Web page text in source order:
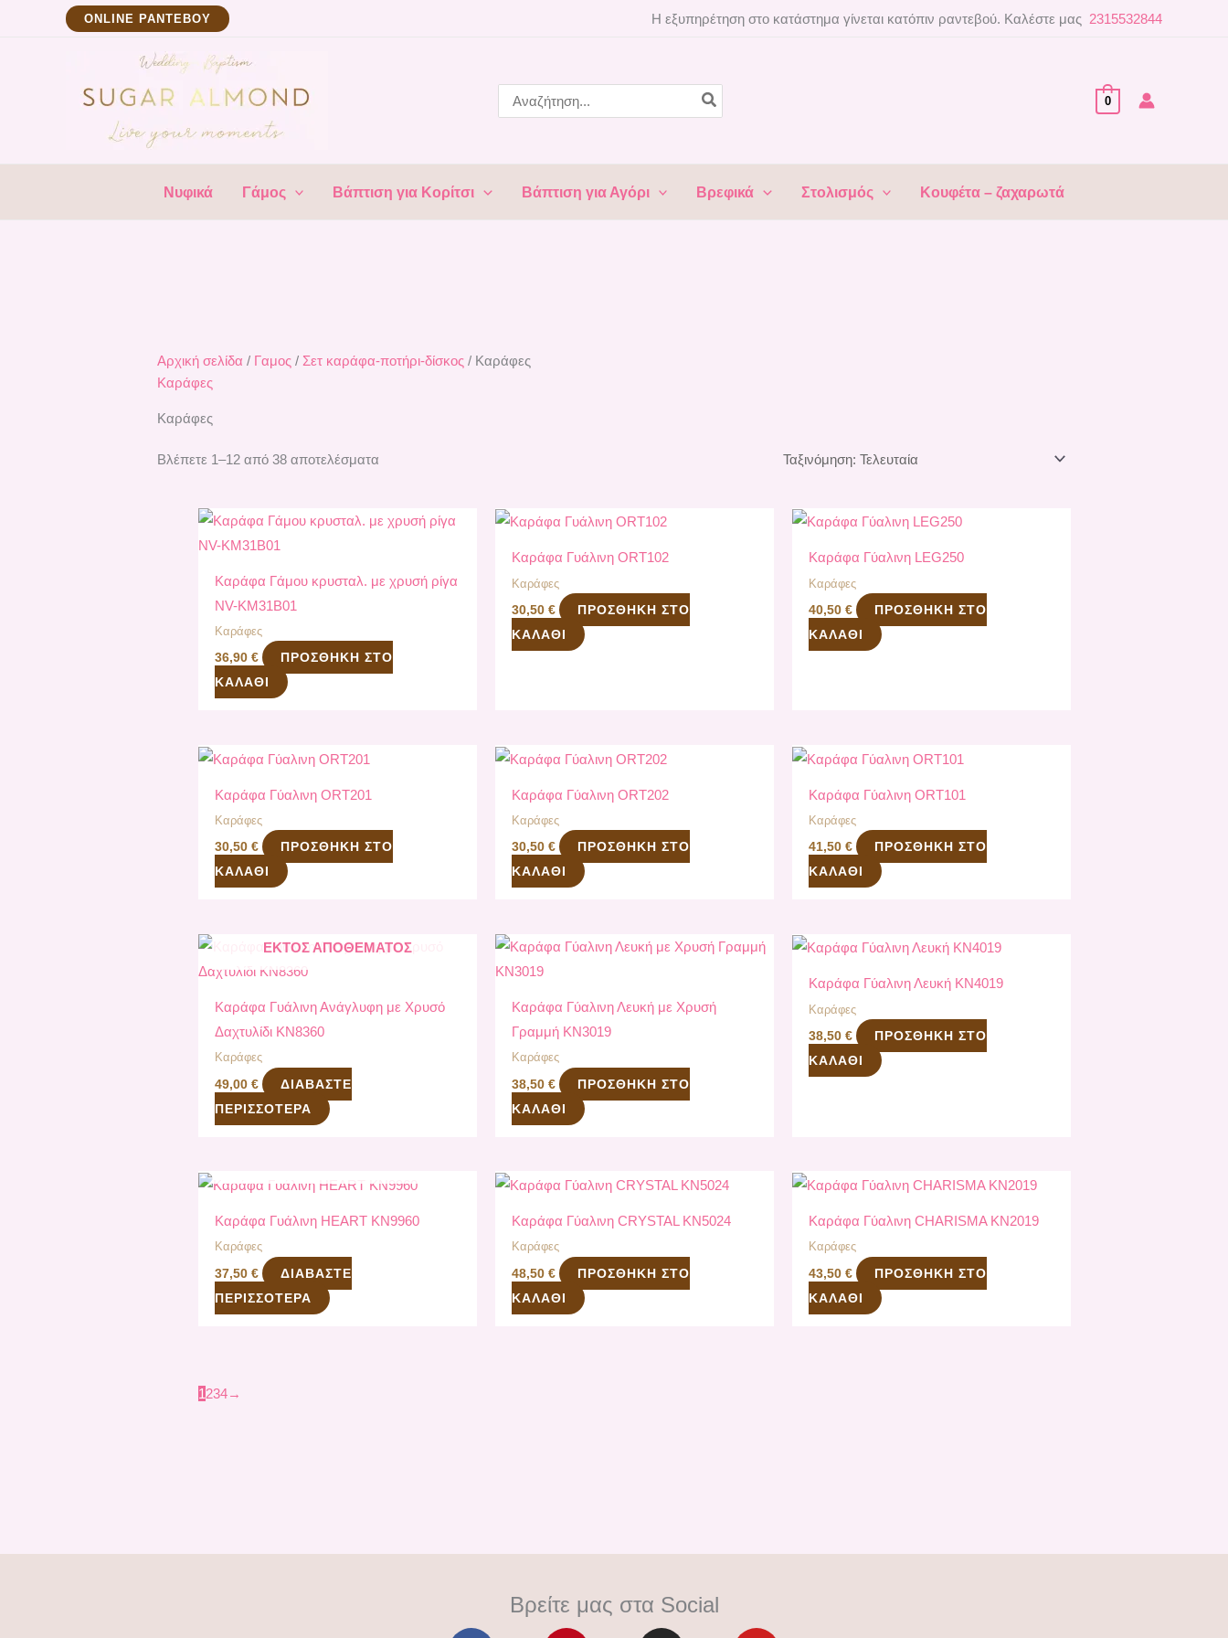
ΟNLINE ΡΑΝΤΕΒΟΥ Η εξυπηρέτηση στο κατάστημα γίνεται κατόπιν ραντεβού. Καλέστε μας 2315532844
for:
0
Νυφικά Γάμος Βάπτιση για Κορίτσι Βάπτιση για Αγόρι Βρεφικά Στολισμός Κουφέτα – ζαχαρωτά
Αρχική σελίδα / Γαμος / Σετ καράφα-ποτήρι-δίσκος / Καράφες
Καράφες
Καράφες
Βλέπετε 1–12 από 38 αποτελέσματα
Καράφα Γάμου κρυσταλ. με χρυσή ρίγα
NV-ΚΜ31Β01
Καράφες
36,90€
ΠΡΟΣΘΉΚΗ ΣΤΟ
ΚΑΛΆΘΙ
Καράφα Γυάλινη ORT102
Καράφες
30,50€
ΠΡΟΣΘΉΚΗ ΣΤΟ
ΚΑΛΆΘΙ
Καράφα Γύαλινη LEG250
Καράφες
40,50 €
ΠΡΟΣΘΉΚΗ ΣΤΟ
ΚΑΛΆΘΙ
Καράφα Γύαλινη ORT201
Καράφες
30,50€
ΠΡΟΣΘΉΚΗ ΣΤΟ
ΚΑΛΆΘΙ
Καράφα Γύαλινη ORT202
Καράφες
30,50€
ΠΡΟΣΘΉΚΗ ΣΤΟ
ΚΑΛΆΘΙ
Καράφα Γύαλινη ORT101
Καράφες
41,50 €
ΠΡΟΣΘΉΚΗ ΣΤΟ
ΚΑΛΆΘΙ
ΕΚΤΌΣ ΑΠΟΘΈΜΑΤΟΣ
Καράφα Γυάλινη Ανάγλυφη με Χρυσό
Δαχτυλίδι KN8360
Καράφες
49,00€
ΔΙΑΒΆΣΤΕ
ΠΕΡΙΣΣΌΤΕΡΑ
Καράφα Γύαλινη Λευκή με Χρυσή
Γραμμή KN3019
Καράφες
38,50€
ΠΡΟΣΘΉΚΗ ΣΤΟ
ΚΑΛΆΘΙ
Καράφα Γύαλινη Λευκή KN4019
Καράφες
38,50 €
ΠΡΟΣΘΉΚΗ ΣΤΟ
ΚΑΛΆΘΙ
Καράφα Γυάλινη HEART KN9960
Καράφες
37,50€
ΔΙΑΒΆΣΤΕ
ΠΕΡΙΣΣΌΤΕΡΑ
Καράφα Γύαλινη CRYSTAL KN5024
Καράφες
48,50€
ΠΡΟΣΘΉΚΗ ΣΤΟ
ΚΑΛΆΘΙ
Καράφα Γύαλινη CHARISMA KN2019
Καράφες
43,50 €
ΠΡΟΣΘΉΚΗ ΣΤΟ
ΚΑΛΆΘΙ
1234→
Βρείτε μας στα Social